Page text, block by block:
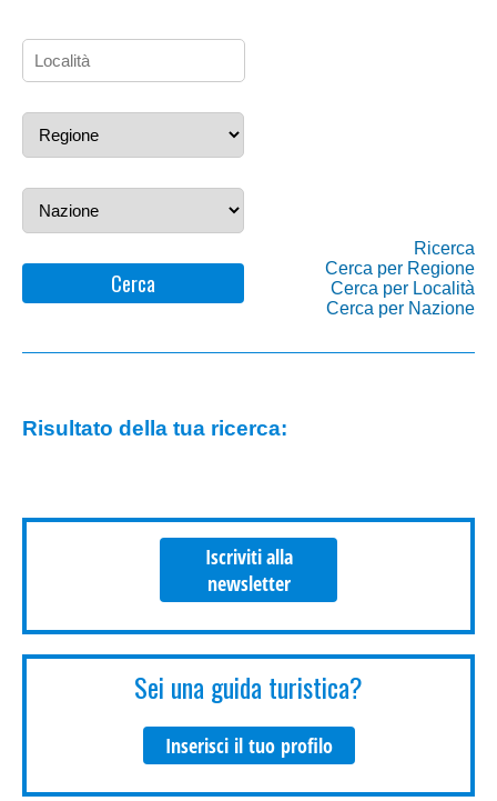
Cerca
Ricerca
Cerca per Regione
Cerca per Località
Cerca per Nazione
Risultato della tua ricerca:
Iscriviti alla
newsletter
Sei una guida turistica?
Inserisci il tuo profilo